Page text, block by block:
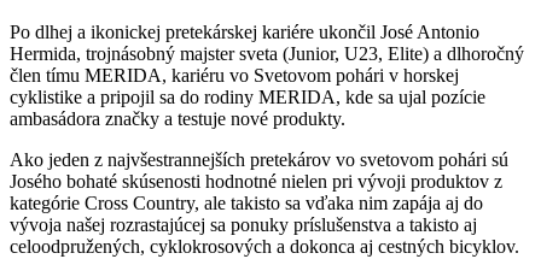
Po dlhej a ikonickej pretekárskej kariére ukončil José Antonio
Hermida, trojnásobný majster sveta (Junior, U23, Elite) a dlhoročný
člen tímu MERIDA, kariéru vo Svetovom pohári v horskej
cyklistike a pripojil sa do rodiny MERIDA, kde sa ujal pozície
ambasádora značky a testuje nové produkty.
Ako jeden z najvšestrannejších pretekárov vo svetovom pohári sú
Josého bohaté skúsenosti hodnotné nielen pri vývoji produktov z
kategórie Cross Country, ale takisto sa vďaka nim zapája aj do
vývoja našej rozrastajúcej sa ponuky príslušenstva a takisto aj
celoodpružených, cyklokrosových a dokonca aj cestných bicyklov.